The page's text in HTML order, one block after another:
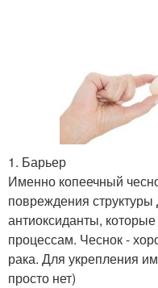
1. Барьер
Именно копеечный
повреждения
антиоксиданты,
процессам. Чеснок -
рака. Для укрепления
просто нет)